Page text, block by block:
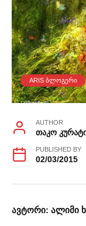
ARIS ᲑᲚᲝᲒᲔᲠᲘ
AUTHOR
თაკო
PUBLISHED BY
02/03/2015
ავტორი: ალიმი